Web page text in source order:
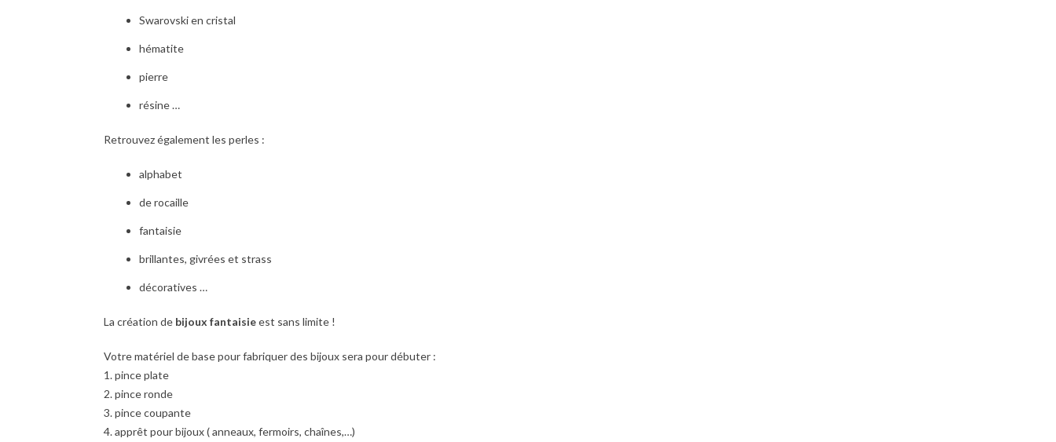
Swarovski en cristal
hématite
pierre
résine …
Retrouvez également les perles :
alphabet
de rocaille
fantaisie
brillantes, givrées et strass
décoratives …
La création de bijoux fantaisieest sans limite !
Votre matériel de base pour fabriquer des bijoux sera pour débuter :
1. pince plate
2. pince ronde
3. pince coupante
4. apprêt pour bijoux ( anneaux, fermoirs, chaînes,…)